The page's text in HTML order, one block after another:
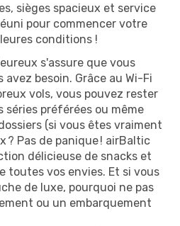
sièges spacieux et service
pour commencer votre
conditions !
s'assure que vous
besoin. Grâce au Wi-Fi
vols, vous pouvez rester
séries préférées ou même
(si vous êtes vraiment
? Pas de panique ! airBaltic
délicieuse de snacks et
toutes vos envies. Et si vous
de luxe, pourquoi ne pas
ou un embarquement